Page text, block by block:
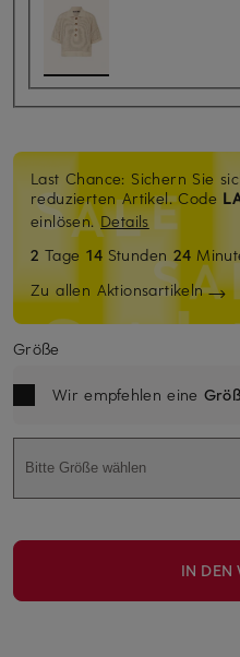
Last Chance: Sichern Sie
reduzierten Artikel. Code
einlösen.Details
2 Tage14 Stunden 24
Zu allen Aktionsartikeln
Größe
Wir empfehlen eine
Bitte Größe wählen
IN DEN